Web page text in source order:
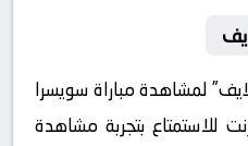
لمشاهدة مباراة سويسرا
للاستمتاع بتجربة مشاهدة